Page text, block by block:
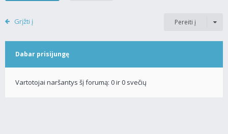
Grįžti į Pereiti į
Dabar prisijungę
Vartotojai naršantys šį forumą: 0 ir 0 svečių